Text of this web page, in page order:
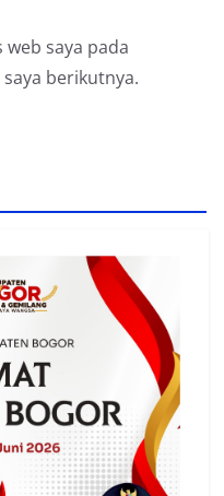
saya pada
berikutnya.